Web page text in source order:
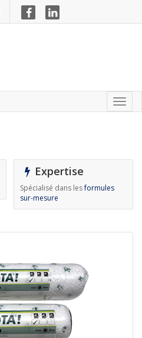
Expertise
Spécialisé dans lesformules
sur-mesure